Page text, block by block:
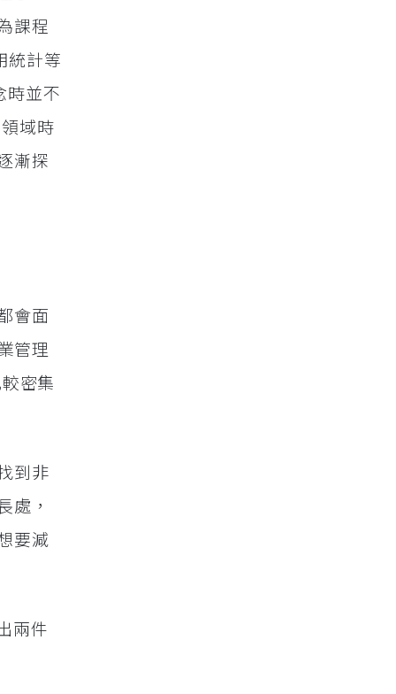
課程
統計等
時並不
域時
漸探
會面
管理
密集
到非
處，
要減
兩件